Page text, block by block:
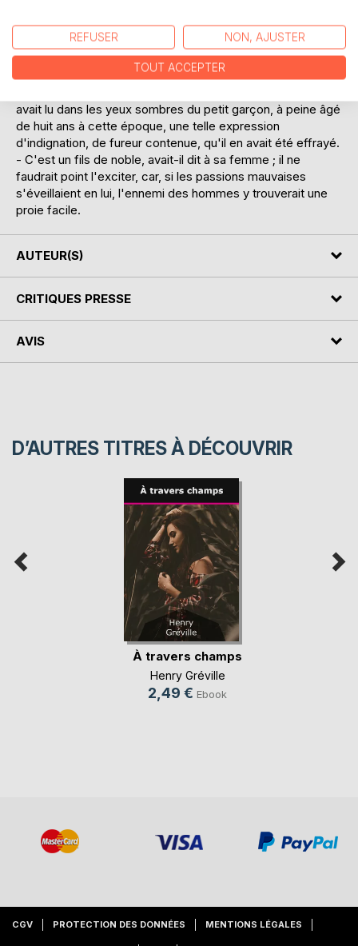
recevait encore à l'occasion une correction tirée des
Écritures, Nikanor savait s'arranger pour ne rien attraper.
Le père Fadeï ne se souciait guère, il faut le dire, de
avait lu dans les yeux sombres du petit garçon, à peine âgé
de huit ans à cette époque, une telle expression
d'indignation, de fureur contenue, qu'il en avait été effrayé.
- C'est un fils de noble, avait-il dit à sa femme ; il ne
faudrait point l'exciter, car, si les passions mauvaises
s'éveillaient en lui, l'ennemi des hommes y trouverait une
proie facile.
AUTEUR(S)
CRITIQUES PRESSE
AVIS
D’AUTRES TITRES À DÉCOUVRIR
À travers champs
Henry Gréville
2,49 € Ebook
CGV PROTECTION DES DONNÉES MENTIONS LÉGALES
REFUSER NON, AJUSTER
TOUT ACCEPTER